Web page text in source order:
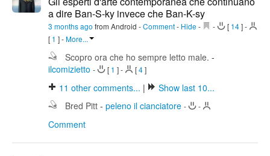
a dire Ban-S-ky invece che Ban-K-sy
3 months ago from Android -Comment- Hide - - [ 14]-
[ 1 ]-More...
Scopro ora che ho sempre letto male. -
ilcomizietto - [ 1 ]- [4]
11 other comments... |
Show last 10...
Bred Pitt - peleno il cianciatore - -
Comment